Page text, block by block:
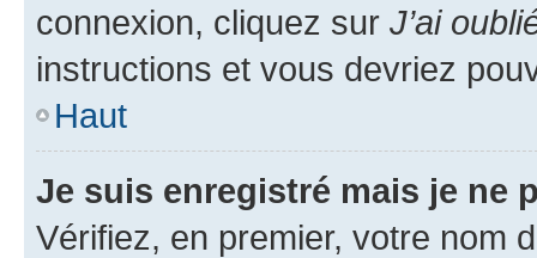
connexion, cliquez sur J’ai
instructions et vous devriez
Haut
Je suis enregistré mais je ne
Vérifiez, en premier, votre nom